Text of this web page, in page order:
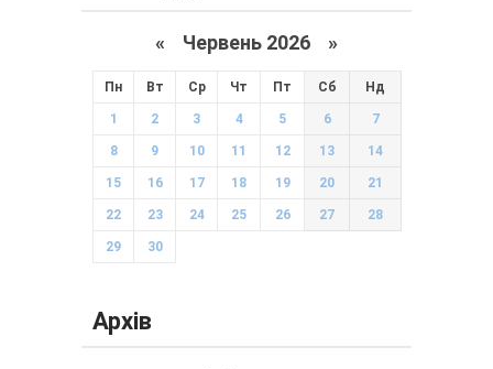
« Червень 2026 »
Пн Вт Ср Чт Пт Сб Нд
1 2 3 4 5 6 7
8 9 10 11 12 13 14
15 16 17 18 19 20 21
22 23 24 25 26 27 28
29 30
Архів